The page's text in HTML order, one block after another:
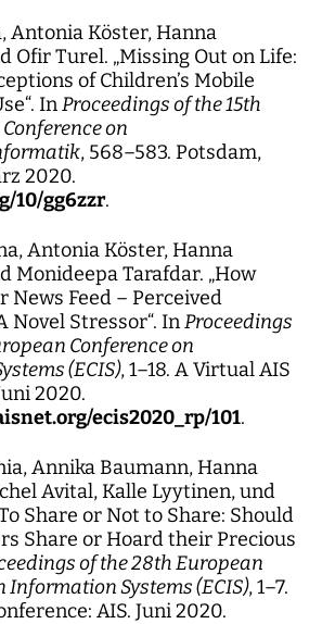
Antonia Köster, Hanna
Ofir Turel. „Missing Out on Life:
of Children’s Mobile
InProceedings of the 15th
on
, 568–583. Potsdam,
2020.
10/gg6zzr.
Antonia Köster, Hanna
Monideepa Tarafdar. „How
News Feed – Perceived
Novel Stressor“. InProceedings
Conference on
(ECIS), 1–18. A Virtual AIS
2020.
ecis2020_rp/101.
Annika Baumann, Hanna
Avital, Kalle Lyytinen, und
Share or Not to Share: Should
Share or Hoard their Precious
of the 28th European
Information Systems (ECIS), 1–7.
AIS. Juni 2020.